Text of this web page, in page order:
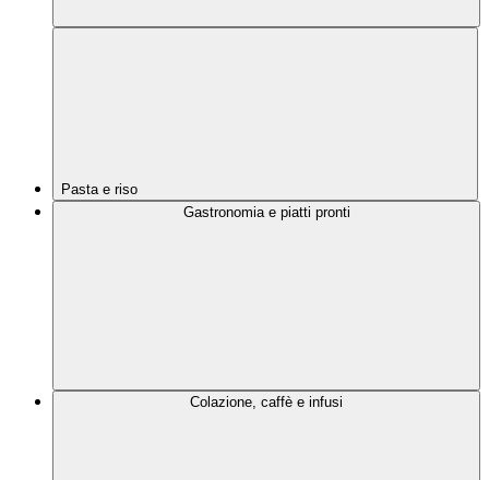
Pasta e riso
Gastronomia e piatti pronti
Colazione, caffè e infusi